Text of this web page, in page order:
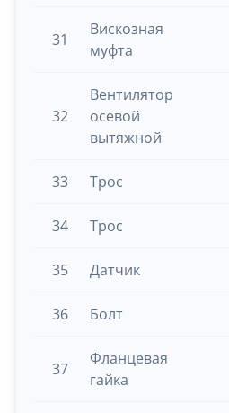
31
Вискозная
муфта
32
Вентилятор
осевой
вытяжной
33 Трос
34 Трос
35 Датчик
36 Болт
37
Фланцевая
гайка